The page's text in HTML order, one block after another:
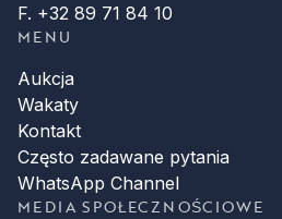
F. +32 89 71 84 10
MENU
Aukcja
Wakaty
Kontakt
Często zadawane pytania
WhatsApp Channel
MEDIA SPOŁECZNOŚCIOWE